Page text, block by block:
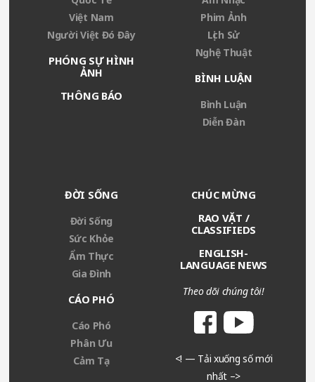
Việt Nam
Người Việt Đó Đây
PHÓNG SỰ HÌNH
ẢNH
THÔNG BÁO
Phim Ảnh
Lịch Sử
Nghệ Thuật
BÌNH LUẬN
Bình Luận
Diễn Đàn
ĐỜI SỐNG
Đời Sống
Sức Khỏe
Ẩm Thực
Gia Đình
CÁO PHÓ
Cáo Phó
Phân Ưu
Cảm Tạ
CHÚC MỪNG
RAO VẶT /
CLASSIFIEDS
ENGLISH-
LANGUAGE NEWS
Theo dõi chúng tôi!
<! — Tải xuống số mới
nhất –>